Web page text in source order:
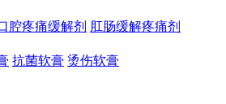
腔疼痛缓解剂 肛肠缓解疼痛剂
抗菌软膏 烫伤软膏